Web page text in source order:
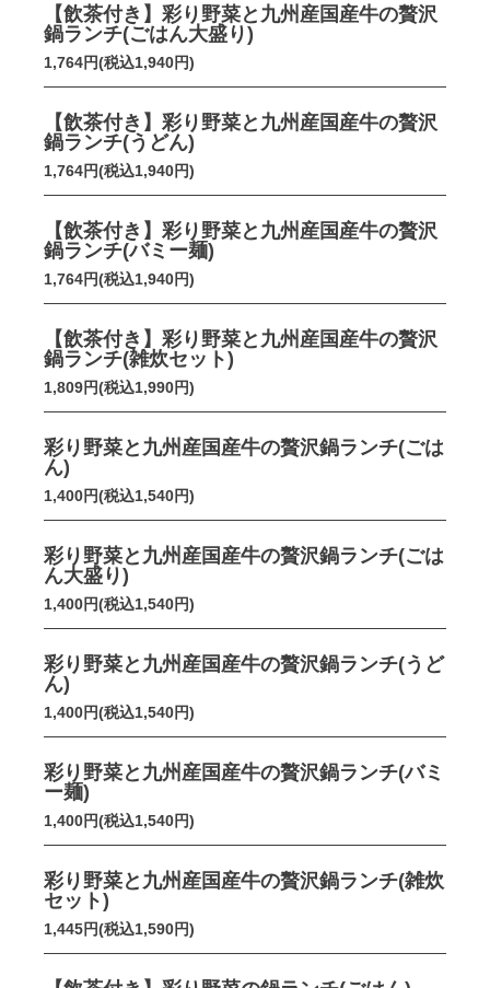
【飲茶付き】彩り野菜と九州産国産牛の贅沢
鍋ランチ(ごはん大盛り)
1,764円(税込1,940円)
【飲茶付き】彩り野菜と九州産国産牛の贅沢
鍋ランチ(うどん)
1,764円(税込1,940円)
【飲茶付き】彩り野菜と九州産国産牛の贅沢
鍋ランチ(バミー麺)
1,764円(税込1,940円)
【飲茶付き】彩り野菜と九州産国産牛の贅沢
鍋ランチ(雑炊セット)
1,809円(税込1,990円)
彩り野菜と九州産国産牛の贅沢鍋ランチ(ごは
ん)
1,400円(税込1,540円)
彩り野菜と九州産国産牛の贅沢鍋ランチ(ごは
ん大盛り)
1,400円(税込1,540円)
彩り野菜と九州産国産牛の贅沢鍋ランチ(うど
ん)
1,400円(税込1,540円)
彩り野菜と九州産国産牛の贅沢鍋ランチ(バミ
ー麺)
1,400円(税込1,540円)
彩り野菜と九州産国産牛の贅沢鍋ランチ(雑炊
セット)
1,445円(税込1,590円)